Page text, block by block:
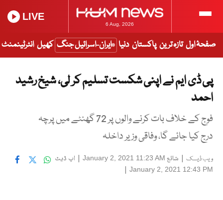
6 Aug, 2026
LIVE
صفحۂ اول تازہ ترین پاکستان دنیا ایران-اسرائیل جنگ کھیل انٹرٹینمنٹ
پی ڈی ایم نے اپنی شکست تسلیم کر لی، شیخ رشید
احمد
فوج کے خلاف بات کرنے والوں پر 72 گھنٹے میں پرچہ
درج کیا جائے گا، وفاقی وزیر داخلہ
ویب ڈیسک | شائع January 2, 2021 11:23 AM
| اپ ڈیٹ
January 2, 2021 12:43 PM
|